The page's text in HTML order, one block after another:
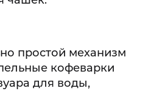
простой механизм
кофеварки
для воды,